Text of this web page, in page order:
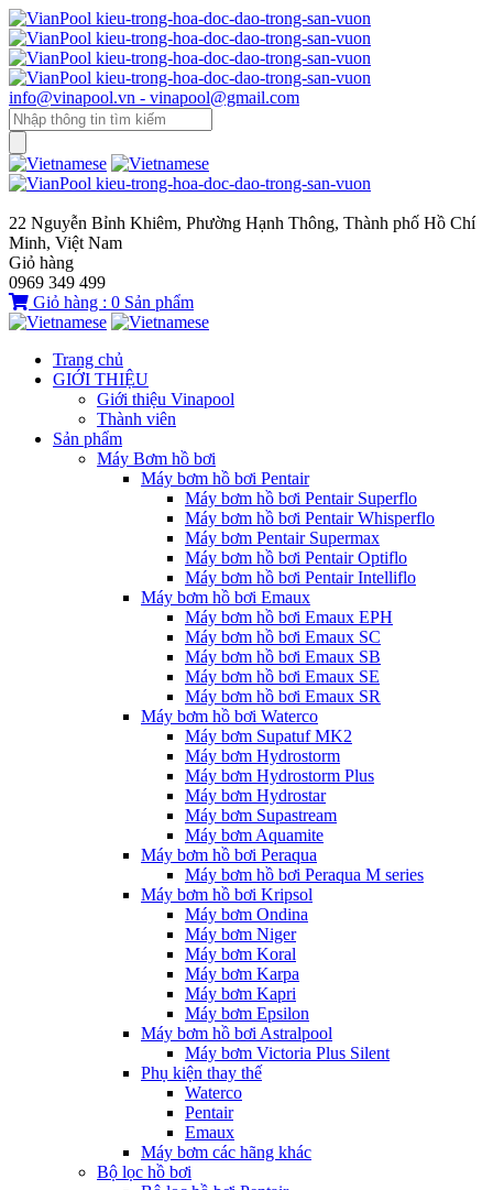
info@vinapool.vn - vinapool@gmail.com
22 Nguyễn Bỉnh Khiêm, Phường Hạnh Thông, Thành phố Hồ Chí
Minh, Việt Nam
Giỏ hàng
0969 349 499
Giỏ hàng : 0 Sản phẩm
Trang chủ
GIỚI THIỆU
Giới thiệu Vinapool
Thành viên
Sản phẩm
Máy Bơm hồ bơi
Máy bơm hồ bơi Pentair
Máy bơm hồ bơi Pentair Superflo
Máy bơm hồ bơi Pentair Whisperflo
Máy bơm Pentair Supermax
Máy bơm hồ bơi Pentair Optiflo
Máy bơm hồ bơi Pentair Intelliflo
Máy bơm hồ bơi Emaux
Máy bơm hồ bơi Emaux EPH
Máy bơm hồ bơi Emaux SC
Máy bơm hồ bơi Emaux SB
Máy bơm hồ bơi Emaux SE
Máy bơm hồ bơi Emaux SR
Máy bơm hồ bơi Waterco
Máy bơm Supatuf MK2
Máy bơm Hydrostorm
Máy bơm Hydrostorm Plus
Máy bơm Hydrostar
Máy bơm Supastream
Máy bơm Aquamite
Máy bơm hồ bơi Peraqua
Máy bơm hồ bơi Peraqua M series
Máy bơm hồ bơi Kripsol
Máy bơm Ondina
Máy bơm Niger
Máy bơm Koral
Máy bơm Karpa
Máy bơm Kapri
Máy bơm Epsilon
Máy bơm hồ bơi Astralpool
Máy bơm Victoria Plus Silent
Phụ kiện thay thế
Waterco
Pentair
Emaux
Máy bơm các hãng khác
Bộ lọc hồ bơi